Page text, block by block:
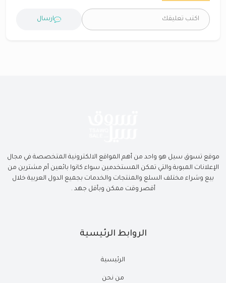
ارسال
موقع تسوق سيل هو واحد من أهم المواقع الالكترونية المتخصصة في مجال
الإعلانات المبوبة والتي تمكن المستخدمين سواء كانوا بائعين أم مشترين من
بيع وشراء مختلف السلع والمنتجات والخدمات بجميع الدول العربية خلال
أقصر وقت ممكن وبأقل جهد .
الروابط الرئيسية
الرئيسية
من نحن